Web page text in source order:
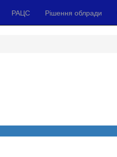
РАЦС Рішення облради